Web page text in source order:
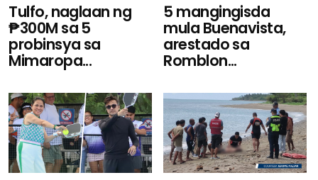
Tulfo, naglaan ng
₱300M sa 5
probinsya sa
Mimaropa...
5 mangingisda
mula Buenavista,
arestado sa
Romblon...